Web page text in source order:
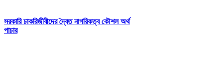
সরকারি চাকরিজীবীদের দ্বৈত নাগরিকত্ব কৌশল অর্থ
পাচার